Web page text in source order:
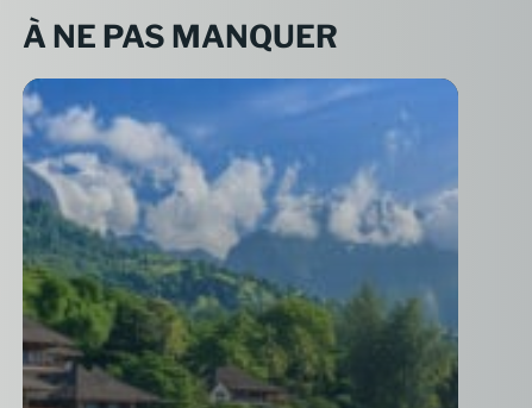
À NE PAS MANQUER